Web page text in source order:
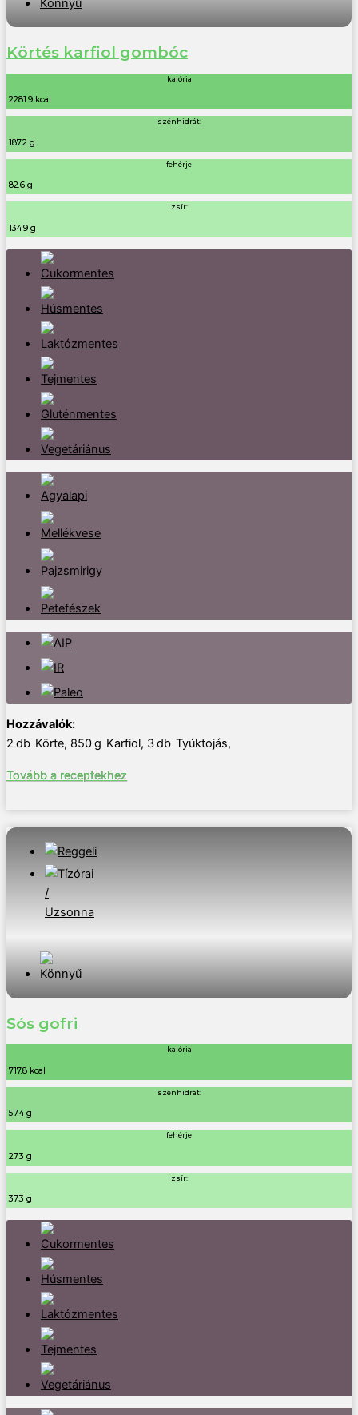
Körtés karfiol gombóc
kalória
2281.9 kcal
szénhidrát:
187.2 g
fehérje
82.6 g
zsír:
134.9 g
2 db Körte, 850g Karfiol, 3db Tyúktojás,
Tovább a receptekhez
Sós gofri
kalória
717.8 kcal
szénhidrát:
57.4 g
fehérje
27.3 g
zsír:
37.3 g